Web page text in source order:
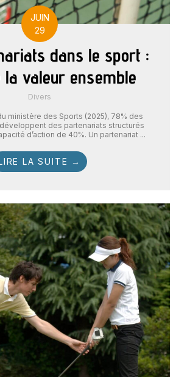
JUIN
29
dans le sport :
valeur ensemble
Divers
ministère des Sports (2025), 78% des
des partenariats structurés
d’action de 40%. Un partenariat ...
LA SUITE →